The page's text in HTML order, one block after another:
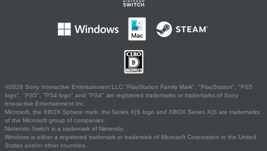
©2026 Sony Interactive Entertainment LLC."PlayStation Family Mark", "PlayStation", "PS5
logo", "PS5", "PS4 logo" and "PS4" are registered trademarks or trademarks of Sony
Interactive Entertainment Inc.
Microsoft, the XBOX Sphere mark, the Series X|S logo and XBOX Series X|S are trademarks
of the Microsoft group of companies.
Nintendo Switch is a trademark of Nintendo.
Windows is either a registered trademark or trademark of Microsoft Corporation in the United
States and/or other countries.